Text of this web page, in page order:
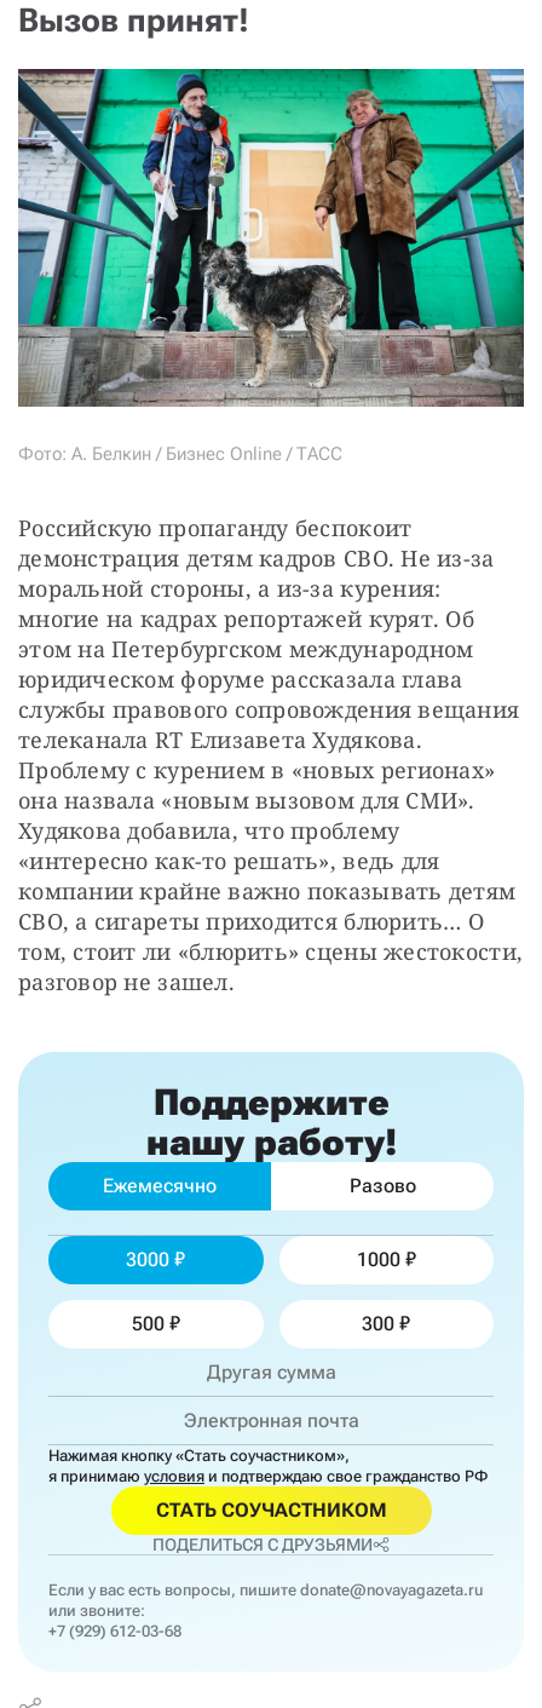
Вызов принят!
Фото: А. Белкин / Бизнес Online / ТАСС
Российскую пропаганду беспокоит
демонстрация детям кадров СВО. Не из-за
моральной стороны, а из-за курения:
многие на кадрах репортажей курят. Об
этом на Петербургском международном
юридическом форуме рассказала глава
службы правового сопровождения вещания
телеканала RT Елизавета Худякова.
Проблему с курением в «новых регионах»
она назвала «новым вызовом для СМИ».
Худякова добавила, что проблему
«интересно как-то решать», ведь для
компании крайне важно показывать детям
СВО, а сигареты приходится блюрить… О
том, стоит ли «блюрить» сцены жестокости,
разговор не зашел.
Поддержите
нашу работу!
Ежемесячно Разово
3000 1000
500 300
Нажимая кнопку «Стать соучастником»,
я принимаю условия и подтверждаю свое гражданство РФ
СТАТЬ СОУЧАСТНИКОМ
ПОДЕЛИТЬСЯ С ДРУЗЬЯМИ
Если у вас есть вопросы, пишите donate@novayagazeta.ru
или звоните:
+7 (929) 612-03-68